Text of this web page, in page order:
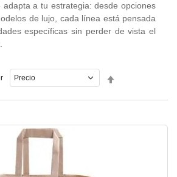
adapta a tu estrategia: desde opciones
de lujo, cada línea está pensada
específicas sin perder de vista el
Descendente